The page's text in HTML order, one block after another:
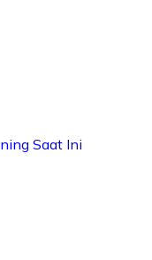
Saat Ini